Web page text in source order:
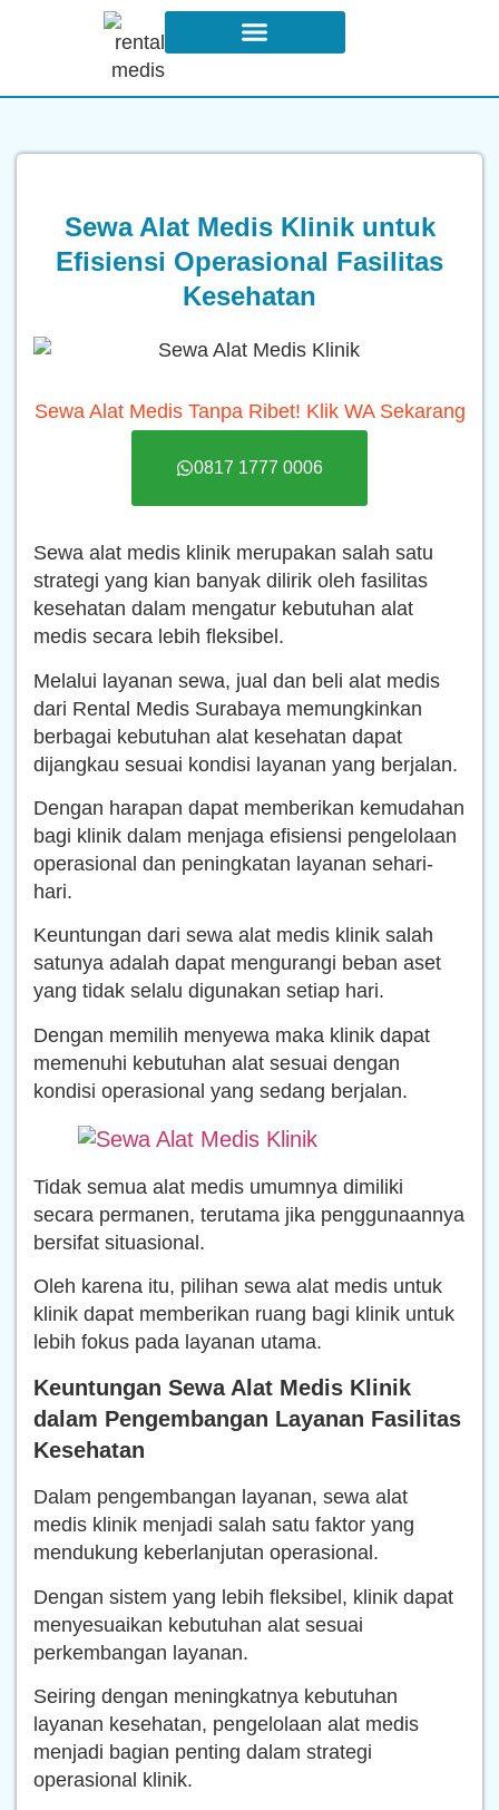
Sewa Alat Medis Klinik untuk
Efisiensi Operasional Fasilitas
Kesehatan
Sewa Alat Medis Tanpa Ribet! Klik WA Sekarang
0817 1777 0006
Sewa alat medis klinik merupakan salah satu
strategi yang kian banyak dilirik oleh fasilitas
kesehatan dalam mengatur kebutuhan alat
medis secara lebih fleksibel.
Melalui layanan sewa, jual dan beli alat medis
dari Rental Medis Surabaya memungkinkan
berbagai kebutuhan alat kesehatan dapat
dijangkau sesuai kondisi layanan yang berjalan.
Dengan harapan dapat memberikan kemudahan
bagi klinik dalam menjaga efisiensi pengelolaan
operasional dan peningkatan layanan sehari-
hari.
Keuntungan dari sewa alat medis klinik salah
satunya adalah dapat mengurangi beban aset
yang tidak selalu digunakan setiap hari.
Dengan memilih menyewa maka klinik dapat
memenuhi kebutuhan alat sesuai dengan
kondisi operasional yang sedang berjalan.
Tidak semua alat medis umumnya dimiliki
secara permanen, terutama jika penggunaannya
bersifat situasional.
Oleh karena itu, pilihan sewa alat medis untuk
klinik dapat memberikan ruang bagi klinik untuk
lebih fokus pada layanan utama.
Keuntungan Sewa Alat Medis Klinik
dalam Pengembangan Layanan Fasilitas
Kesehatan
Dalam pengembangan layanan, sewa alat
medis klinik menjadi salah satu faktor yang
mendukung keberlanjutan operasional.
Dengan sistem yang lebih fleksibel, klinik dapat
menyesuaikan kebutuhan alat sesuai
perkembangan layanan.
Seiring dengan meningkatnya kebutuhan
layanan kesehatan, pengelolaan alat medis
menjadi bagian penting dalam strategi
operasional klinik.